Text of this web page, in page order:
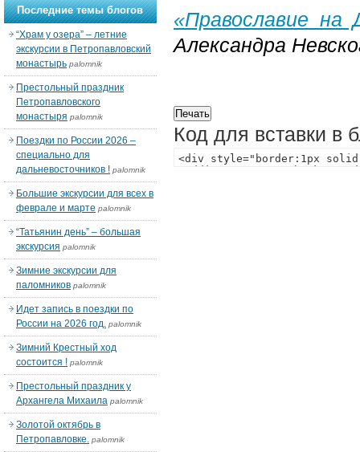
«Православие на
Александра
Код для вставки в
Последние темы блогов
“Храм у озера” – летние
экскурсии в Петропавловский
монастырь palomnik
Престольный праздник
Петропавловского
монастыря palomnik
Поездки по России 2026 –
специально для
дальневосточников ! palomnik
Большие экскурсии для всех в
феврале и марте palomnik
“Татьянин день” – большая
экскурсия palomnik
Зимние экскурсии для
паломников palomnik
Идет запись в поездки по
России на 2026 год. palomnik
Зимний Крестный ход
состоится ! palomnik
Престольный праздник у
Архангела Михаила palomnik
Золотой октябрь в
Петропавловке. palomnik